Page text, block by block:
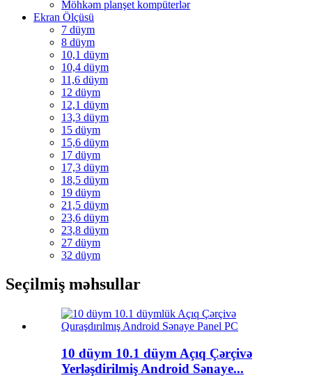
Möhkəm planşet kompüterlər
Ekran Ölçüsü
7 düym
8 düym
10,1 düym
10,4 düym
11,6 düym
12 düym
12,1 düym
13,3 düym
15 düym
15,6 düym
17 düym
17,3 düym
18,5 düym
19 düym
21,5 düym
23,6 düym
23,8 düym
27 düym
32 düym
Seçilmiş məhsullar
10 düym 10.1 düym Açıq Çərçivə
Yerləşdirilmiş Android Sənaye...